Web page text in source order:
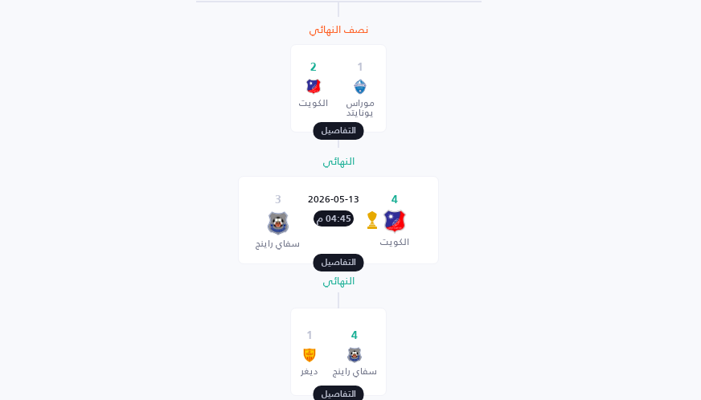
نصف النهائي
1
موراس
يونايتد
2
الكويت
التفاصيل
النهائي
4
الكويت
2026-05-13
04:45 م
3
سفاي راينج
التفاصيل
النهائي
4
سفاي راينج
1
دیغر
التفاصيل